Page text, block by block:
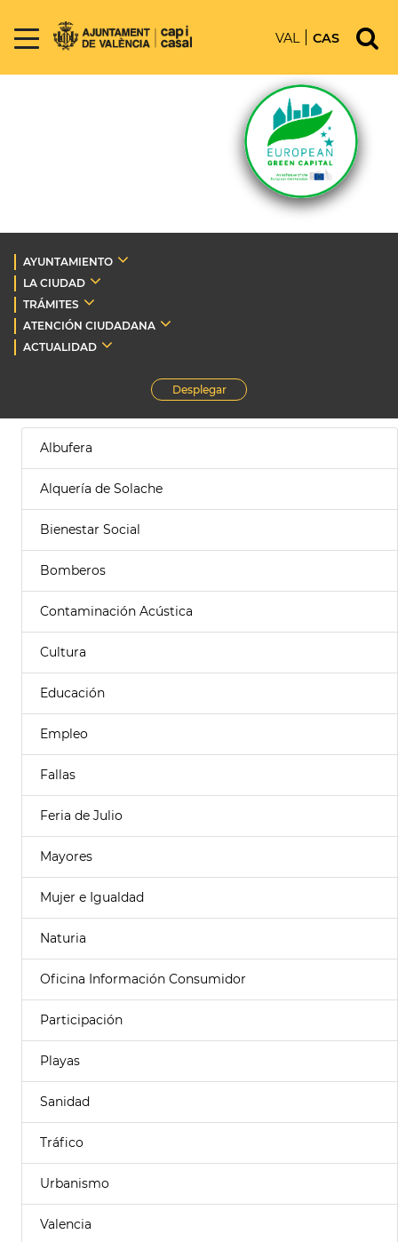
VAL CAS
AYUNTAMIENTO
LA CIUDAD
TRÁMITES
ATENCIÓN CIUDADANA
ACTUALIDAD
Desplegar
Albufera
Alquería de Solache
Bienestar Social
Bomberos
Contaminación Acústica
Cultura
Educación
Empleo
Fallas
Feria de Julio
Mayores
Mujer e Igualdad
Naturia
Oficina Información Consumidor
Participación
Playas
Sanidad
Tráfico
Urbanismo
Valencia